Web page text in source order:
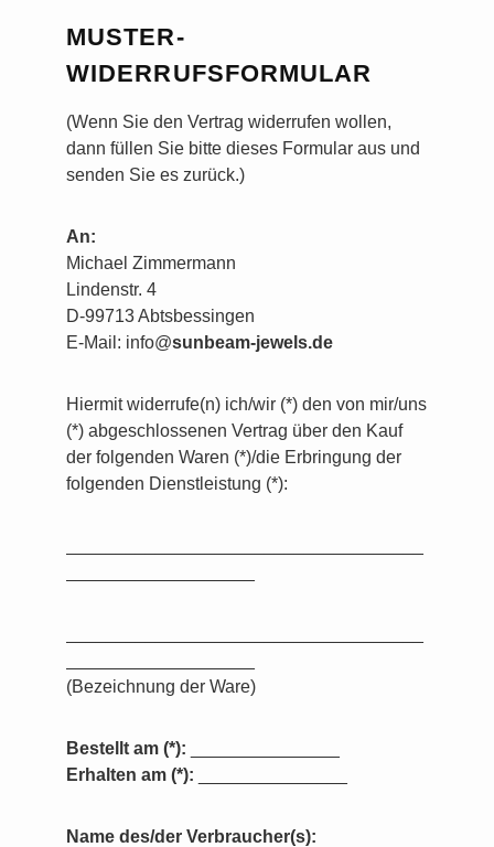
MUSTER-
WIDERRUFSFORMULAR
(Wenn Sie den Vertrag widerrufen wollen,
dann füllen Sie bitte dieses Formular aus und
senden Sie es zurück.)
An:
Michael Zimmermann
Lindenstr. 4
D-99713 Abtsbessingen
E-Mail: info@sunbeam-jewels.de
Hiermit widerrufe(n) ich/wir (*) den von mir/uns
(*) abgeschlossenen Vertrag über den Kauf
der folgenden Waren (*)/die Erbringung der
folgenden Dienstleistung (*):
(Bezeichnung der Ware)
Bestellt am (*):
Erhalten am (*):
Name des/der Verbraucher(s):